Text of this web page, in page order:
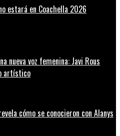
estará en Coachella 2026
nueva voz femenina: Javi Rous
artístico
cómo se conocieron con Alanys